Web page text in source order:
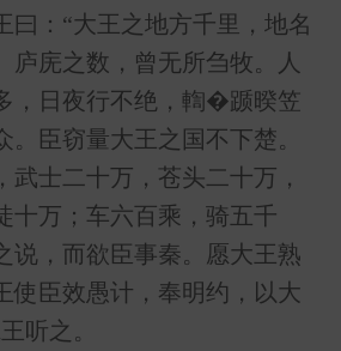
曰：“大王之地方千里，地名
庐庑之数，曾无所刍牧。人
，日夜行不绝，輷�踬暌笠
臣窃量大王之国不下楚。
武士二十万，苍头二十万，
十万；车六百乘，骑五千
说，而欲臣事秦。愿大王熟
使臣效愚计，奉明约，以大
听之。